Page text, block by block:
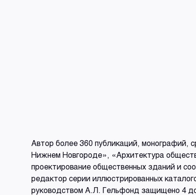
Автор более 360 публикаций, монографий,
Нижнем Новгороде», «Архитектура
проектирование общественных зданий и
редактор серии иллюстрированных
руководством А.Л. Гельфонд защищено 4